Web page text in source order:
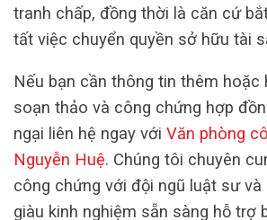
tranh chấp, đồng thời là căn cứ
tất việc chuyển quyền sở hữu tài
Nếu bạn cần thông tin thêm hoặc
soạn thảo và công chứng hợp
ngại liên hệ ngay với Văn phòng
Nguyễn Huệ. Chúng tôi chuyên
công chứng với đội ngũ luật sư và
giàu kinh nghiệm sẵn sàng hỗ trợ